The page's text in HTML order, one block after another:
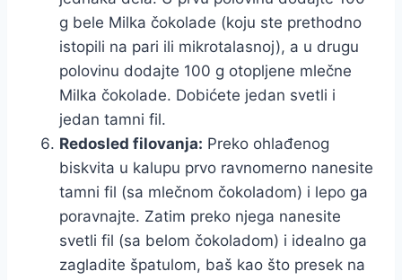
g bele Milka čokolade (koju ste prethodno
istopili na pari ili mikrotalasnoj), a u drugu
polovinu dodajte 100 g otopljene mlečne
Milka čokolade. Dobićete jedan svetli i
jedan tamni fil.
Redosled filovanja: Preko ohlađenog
biskvita u kalupu prvo ravnomerno nanesite
tamni fil (sa mlečnom čokoladom) i lepo ga
poravnajte. Zatim preko njega nanesite
svetli fil (sa belom čokoladom) i idealno ga
zagladite špatulom, baš kao što presek na